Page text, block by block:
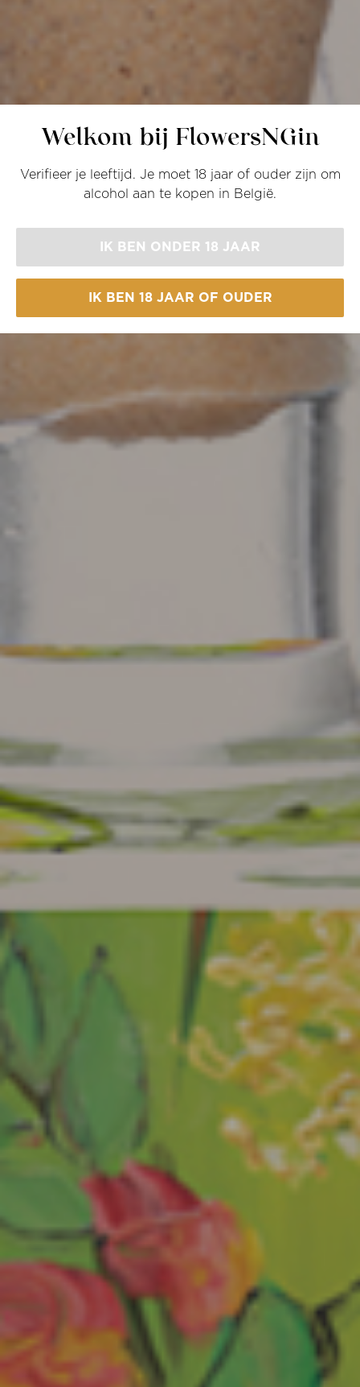
Welkom bij FlowersNGin
Verifieer je leeftijd. Je moet 18 jaar of ouder zijn om
alcohol aan te kopen in België.
IK BEN ONDER 18 JAAR
IK BEN 18 JAAR OF OUDER